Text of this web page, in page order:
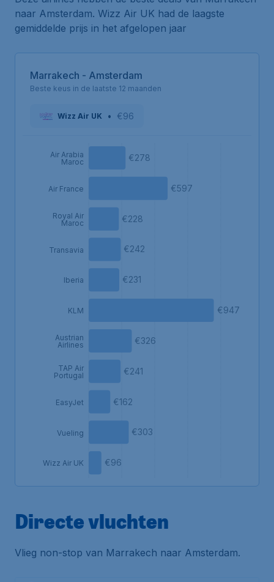
naar Amsterdam. Wizz Air UK had de laagste
gemiddelde prijs in het afgelopen jaar
Marrakech - Amsterdam
Beste keus in de laatste 12 maanden
Wizz Air UK • €96
Air Arabia
Maroc
Air France
Royal Air
Maroc
Transavia
Iberia
KLM
Austrian
Airlines
TAP Air
Portugal
EasyJet
Vueling
Wizz Air UK
€278
€597
€228
€242
€231
€947
€326
€241
€162
€303
€96
Directe vluchten
Vlieg non-stop van Marrakech naar Amsterdam.